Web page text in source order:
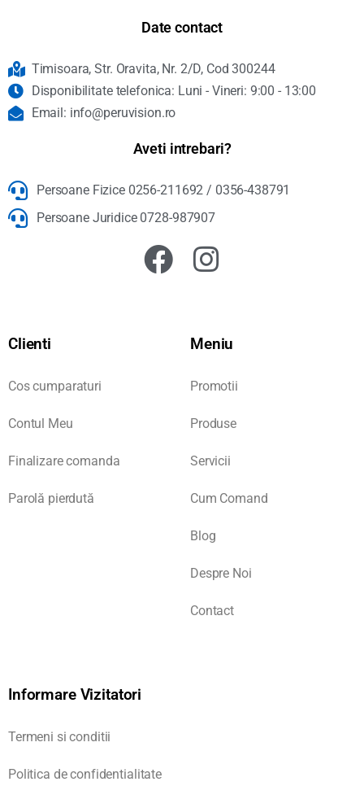
Date contact
Timisoara, Str. Oravita, Nr. 2/D, Cod 300244
Disponibilitate telefonica: Luni - Vineri: 9:00 - 13:00
Email: info@peruvision.ro
Aveti intrebari?
Persoane Fizice 0256-211692 / 0356-438791
Persoane Juridice 0728-987907
Clienti
Cos cumparaturi
Contul Meu
Finalizare comanda
Parolă pierdută
Meniu
Promotii
Produse
Servicii
Cum Comand
Blog
Despre Noi
Contact
Informare Vizitatori
Termeni si conditii
Politica de confidentialitate